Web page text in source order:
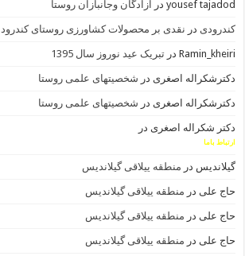
yousef tajadod در ازادگان وجانبازان روستا
کندرودی در نقدی بر محصولات کشاورزی روستای کندرود
Ramin_kheiri درتبریک عید نوروز سال 1395
دکترشکراله اصغری در شخصیتهای علمی روستا
دکترشکراله اصغری در شخصیتهای علمی روستا
دکتر شکراله اصغری در
ارتباط باما
گیلاندیس در منطقه ییلاقی گیلاندیس
حاج علی در منطقه ییلاقی گیلاندیس
حاج علی در منطقه ییلاقی گیلاندیس
حاج علی در منطقه ییلاقی گیلاندیس